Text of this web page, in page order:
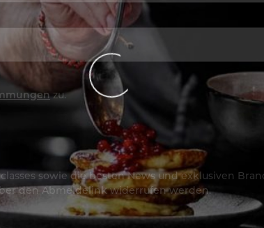
zu.
sowie die besten News und exklusiven
den Abmeldelink widerrufen werden.